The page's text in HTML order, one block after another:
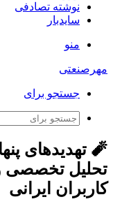
نوشته تصادفی
سایدبار
منو
مهرصنعتی
جستجو برای
🧨 تهدیدهای
تحلیل تخصصی
کاربران ایرانی